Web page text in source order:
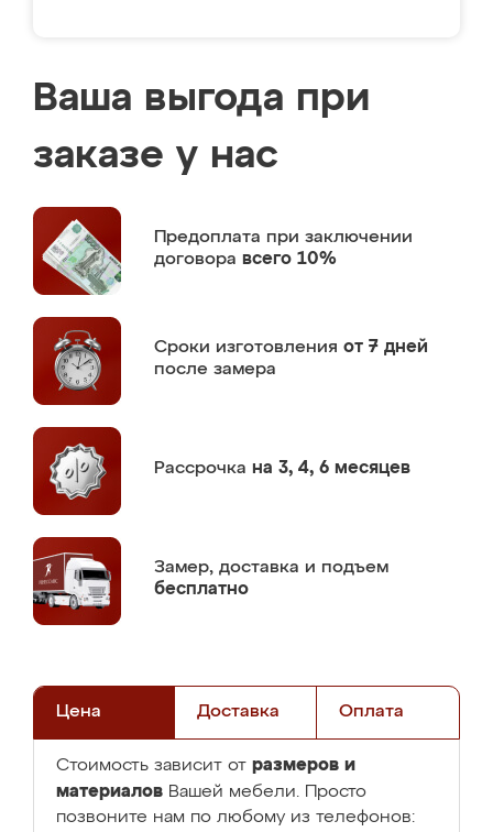
Ваша выгода при
заказе у нас
Предоплата при заключении
договора всего 10%
Сроки изготовления от 7 дней
после замера
Рассрочка на 3, 4, 6 месяцев
Замер, доставка и подъем
бесплатно
Цена Доставка Оплата
Стоимость зависит от размеров и
материалов Вашей мебели. Просто
позвоните нам по любому из телефонов: